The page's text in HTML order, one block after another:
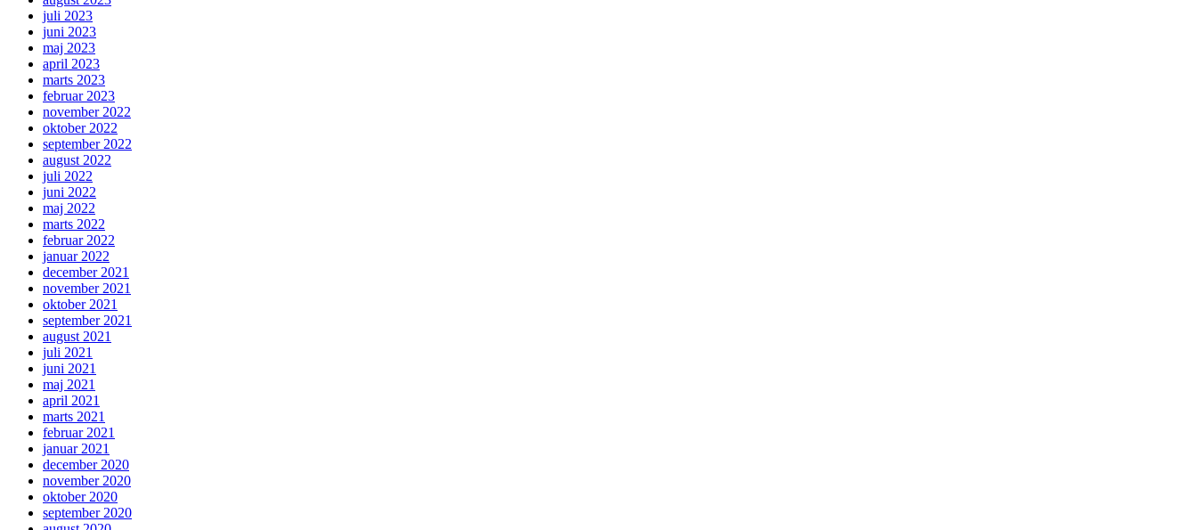
juli 2023
juni 2023
maj 2023
april 2023
marts 2023
februar 2023
november 2022
oktober 2022
september 2022
august 2022
juli 2022
juni 2022
maj 2022
marts 2022
februar 2022
januar 2022
december 2021
november 2021
oktober 2021
september 2021
august 2021
juli 2021
juni 2021
maj 2021
april 2021
marts 2021
februar 2021
januar 2021
december 2020
november 2020
oktober 2020
september 2020